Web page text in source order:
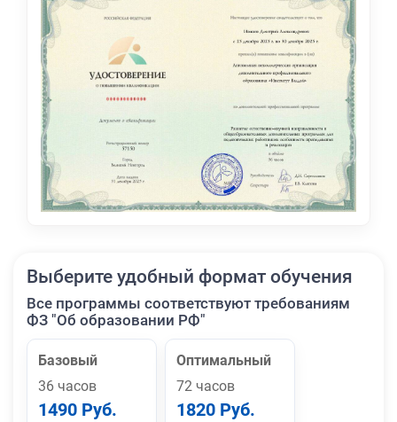
Выберите удобный формат обучения
Все программы соответствуют требованиям
ФЗ "Об образовании РФ"
Базовый
36 часов
1490 Руб.
Оптимальный
72 часов
1820 Руб.